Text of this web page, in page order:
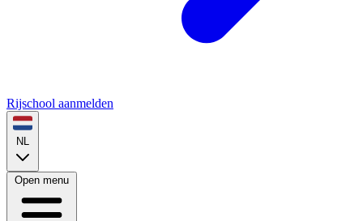
Rijschool aanmelden
NL
Open menu